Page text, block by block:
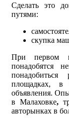
Сделать это
путями:
скупка
При первом
понадобятся
понадобиться
площадках, в
объявления.
в Малаховке,
авторынках в